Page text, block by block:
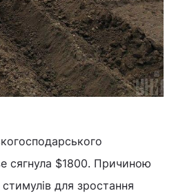
сягнула $1800. Причиною
для зростання